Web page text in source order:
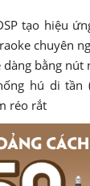
tạo hiệu
chuyên
dàng bằng
hú di tần
réo rắt